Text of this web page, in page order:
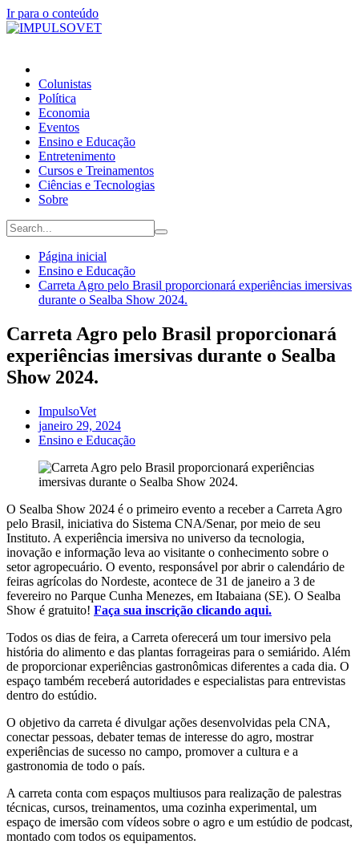
Ir para o conteúdo
Colunistas
Política
Economia
Eventos
Ensino e Educação
Entretenimento
Cursos e Treinamentos
Ciências e Tecnologias
Sobre
Página inicial
Ensino e Educação
Carreta Agro pelo Brasil proporcionará experiências imersivas
durante o Sealba Show 2024.
Carreta Agro pelo Brasil proporcionará
experiências imersivas durante o Sealba
Show 2024.
ImpulsoVet
janeiro 29, 2024
Ensino e Educação
O Sealba Show 2024 é o primeiro evento a receber a Carreta Agro
pelo Brasil, iniciativa do Sistema CNA/Senar, por meio de seu
Instituto. A experiência imersiva no universo da tecnologia,
inovação e informação leva ao visitante o conhecimento sobre o
setor agropecuário. O evento, responsável por abrir o calendário de
feiras agrícolas do Nordeste, acontece de 31 de janeiro a 3 de
fevereiro no Parque Cunha Menezes, em Itabaiana (SE). O Sealba
Show é gratuito! Faça sua inscrição clicando aqui.
Todos os dias de feira, a Carreta oferecerá um tour imersivo pela
história do alimento e das plantas forrageiras para o semiárido. Além
de proporcionar experiências gastronômicas diferentes a cada dia. O
espaço também receberá autoridades e especialistas para entrevistas
dentro do estúdio.
O objetivo da carreta é divulgar ações desenvolvidas pela CNA,
conectar pessoas, debater temas de interesse do agro, mostrar
experiências de sucesso no campo, promover a cultura e a
gastronomia de todo o país.
A carreta conta com espaços multiusos para realização de palestras
técnicas, cursos, treinamentos, uma cozinha experimental, um
espaço de imersão com vídeos sobre o agro e um estúdio de podcast,
montado com todos os equipamentos.